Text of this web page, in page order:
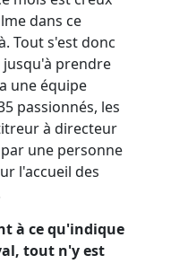
dans ce
Tout s'est donc
prendre
une équipe
passionnés, les
à directeur
une personne
l'accueil des
à ce qu'indique
tout n'y est